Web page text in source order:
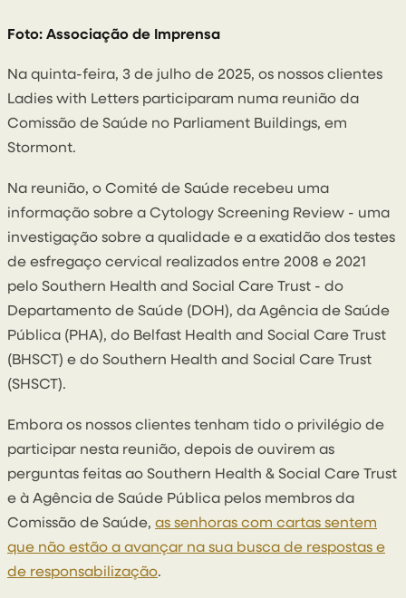
Foto: Associação de Imprensa
Na quinta-feira, 3 de julho de 2025, os nossos clientes
Ladies with Letters participaram numa reunião da
Comissão de Saúde no Parliament Buildings, em
Stormont.
Na reunião, o Comité de Saúde recebeu uma
informação sobre a Cytology Screening Review - uma
investigação sobre a qualidade e a exatidão dos testes
de esfregaço cervical realizados entre 2008 e 2021
pelo Southern Health and Social Care Trust - do
Departamento de Saúde (DOH), da Agência de Saúde
Pública (PHA), do Belfast Health and Social Care Trust
(BHSCT) e do Southern Health and Social Care Trust
(SHSCT).
Embora os nossos clientes tenham tido o privilégio de
participar nesta reunião, depois de ouvirem as
perguntas feitas ao Southern Health & Social Care Trust
e à Agência de Saúde Pública pelos membros da
Comissão de Saúde, as senhoras com cartas sentem
que não estão a avançar na sua busca de respostas e
de responsabilização.